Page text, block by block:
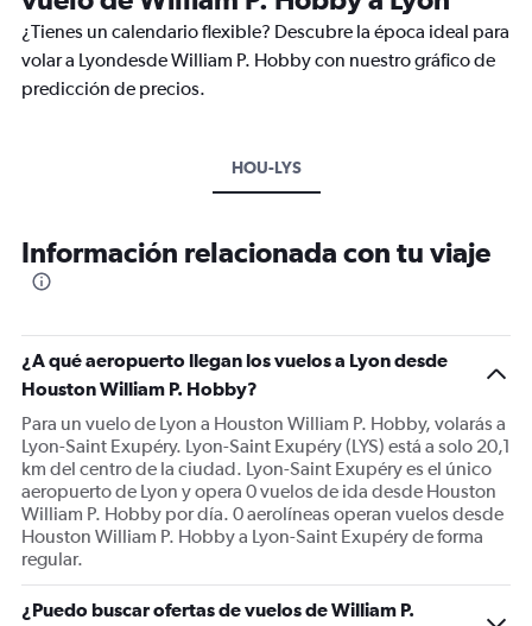
¿Tienes un calendario flexible? Descubre la época ideal para
volar a Lyondesde William P. Hobby con nuestro gráfico de
predicción de precios.
HOU-LYS
Información relacionada con tu viaje
¿A qué aeropuerto llegan los vuelos a Lyon desde
Houston William P. Hobby?
Para un vuelo de Lyon a Houston William P. Hobby, volarás a
Lyon-Saint Exupéry. Lyon-Saint Exupéry (LYS) está a solo 20,1
km del centro de la ciudad. Lyon-Saint Exupéry es el único
aeropuerto de Lyon y opera 0 vuelos de ida desde Houston
William P. Hobby por día. 0 aerolíneas operan vuelos desde
Houston William P. Hobby a Lyon-Saint Exupéry de forma
regular.
¿Puedo buscar ofertas de vuelos de William P.